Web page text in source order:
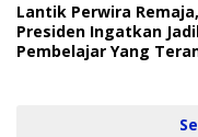
Lantik Perwira Remaja,
Presiden Ingatkan
Pembelajar Yang